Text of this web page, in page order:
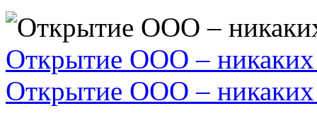
Открытие ООО – никаких
Открытие ООО – никаких